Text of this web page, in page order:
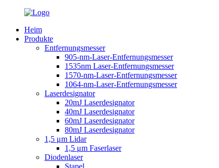
Heim
Produkte
Entfernungsmesser
905-nm-Laser-Entfernungsmesser
1535nm Laser-Entfernungsmesser
1570-nm-Laser-Entfernungsmesser
1064-nm-Laser-Entfernungsmesser
Laserdesignator
20mJ Laserdesignator
40mJ Laserdesignator
60mJ Laserdesignator
80mJ Laserdesignator
1,5 μm Lidar
1,5 μm Faserlaser
Diodenlaser
Stapel